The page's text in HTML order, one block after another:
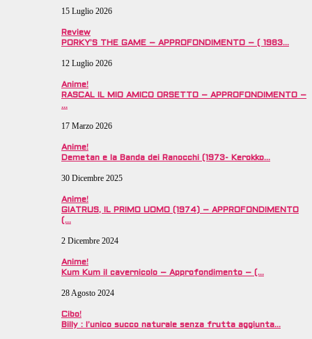
15 Luglio 2026
Review
PORKY’S THE GAME – APPROFONDIMENTO – ( 1983…
12 Luglio 2026
Anime!
RASCAL IL MIO AMICO ORSETTO – APPROFONDIMENTO –
…
17 Marzo 2026
Anime!
Demetan e la Banda dei Ranocchi (1973- Kerokko…
30 Dicembre 2025
Anime!
GIATRUS, IL PRIMO UOMO (1974) – APPROFONDIMENTO
(…
2 Dicembre 2024
Anime!
Kum Kum il cavernicolo – Approfondimento – (…
28 Agosto 2024
Cibo!
Billy : l’unico succo naturale senza frutta aggiunta…